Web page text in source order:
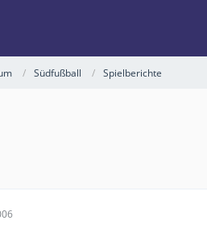
Südfußball Spielberichte